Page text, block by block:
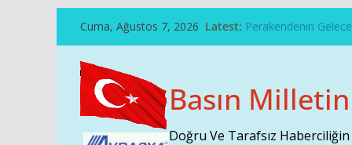
Cuma, Ağustos 7, 2026 Latest: Perakendenin
Temmuz Ayı
Sivri Biber
İTO’ya Göre,
Basın
Doğru Ve Tarafsız